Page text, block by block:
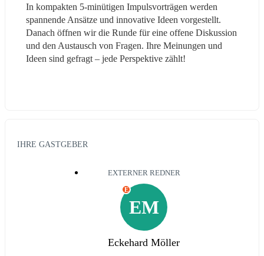
In kompakten 5-minütigen Impulsvorträgen werden
spannende Ansätze und innovative Ideen vorgestellt.
Danach öffnen wir die Runde für eine offene Diskussion
und den Austausch von Fragen. Ihre Meinungen und
Ideen sind gefragt – jede Perspektive zählt!
IHRE GASTGEBER
EXTERNER REDNER
EM
E
Eckehard Möller